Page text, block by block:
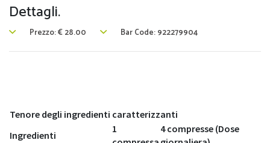
Dettagli.
Prezzo:€28.00 Bar Code: 922279904
Tenore degli ingredienti caratterizzanti
Ingredienti
1
4 compresse (Dose